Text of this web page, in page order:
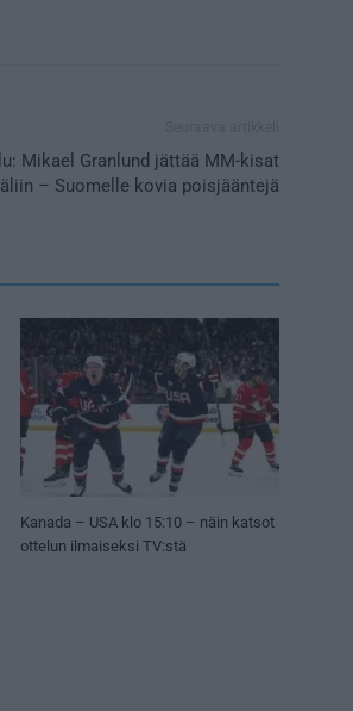
Mikael Granlund jättää MM-kisat
– Suomelle kovia poisjääntejä
Kanada – USA klo 15:10 – näin katsot
ottelun ilmaiseksi TV:stä